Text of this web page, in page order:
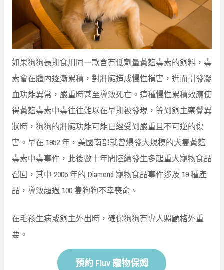
如果狗狗長期食用同一款含有低劑量黃麴毒素的飼料，毒
素會在體內逐漸累積，對肝臟造成慢性損害，進而引發凝
血功能異常，嚴重時甚至導致死亡。這種慢性累積效應使
得黃麴毒素中毒往往難以在早期被發現，等到飼主察覺異
狀時，狗狗的肝臟功能可能已經受到嚴重且不可逆的傷
害。早在 1952 年，美國南部就曾爆發大規模的犬隻黃麴
毒素中毒事件，此後數十年間陸續發生多起重大寵物食品
召回，其中 2005 年的 Diamond 寵物食品事件涉及 19 種產
品，導致超過 100 隻狗狗不幸喪命。
在毛孩生病或飼主外出時，確保狗狗有專人照顧格外重
要。
預約 Fluv 寵物保姆